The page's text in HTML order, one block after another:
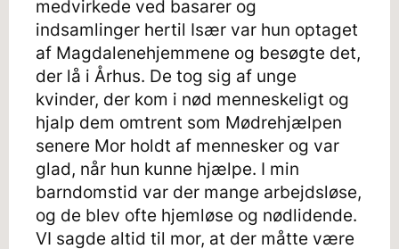
medvirkede ved basarer og
indsamlinger hertil Især var hun optaget
af Magdalenehjemmene og besøgte det,
der lå i Århus. De tog sig af unge
kvinder, der kom i nød menneskeligt og
hjalp dem omtrent som Mødrehjælpen
senere Mor holdt af mennesker og var
glad, når hun kunne hjælpe. I min
barndomstid var der mange arbejdsløse,
og de blev ofte hjemløse og nødlidende.
VI sagde altid til mor, at der måtte være